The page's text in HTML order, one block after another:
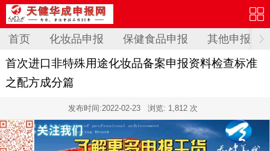
首页 化妆品申报 保健食品申报 其他申报
首次进口非特殊用途化妆品备案申报资料检查标准
之配方成分篇
发布时间:2022-02-23 浏览: 1,812 次